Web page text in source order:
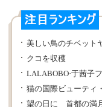
美しい鳥のチベット
クコを収穫
LALABOBO·于茜子
北京で開催
猫の国際ビューティ
望の日に 首都の満